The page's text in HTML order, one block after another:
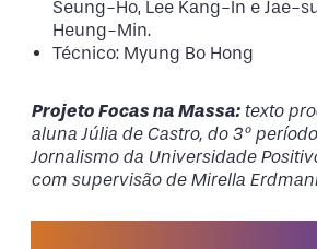
Seung-Ho, Lee Kang-In e Jae-
Heung-Min.
Técnico: Myung Bo Hong
Projeto Focas na Massa:texto
aluna Júlia de Castro, do 3º
Jornalismo da Universidade
com supervisão de Mirella